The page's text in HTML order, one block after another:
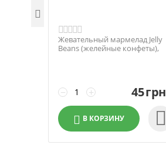
Жевательный мармелад Jelly
Beans (желейные конфеты),
+
− 45грн
В КОРЗИНУ 
